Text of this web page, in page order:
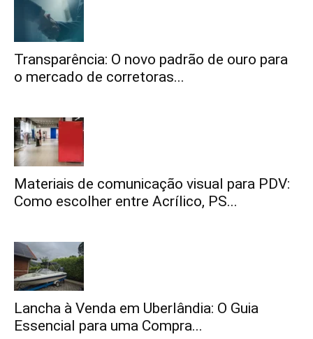
Transparência: O novo padrão de ouro para
o mercado de corretoras...
Materiais de comunicação visual para PDV:
Como escolher entre Acrílico, PS...
Lancha à Venda em Uberlândia: O Guia
Essencial para uma Compra...